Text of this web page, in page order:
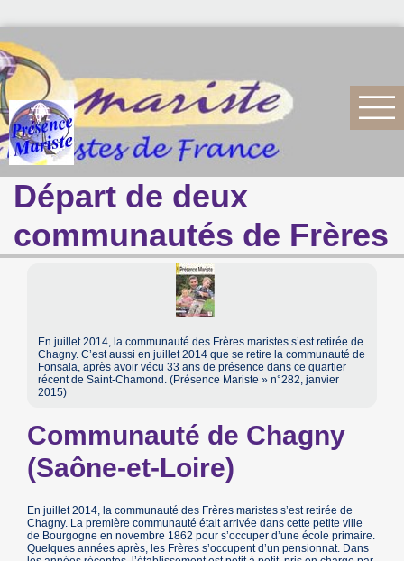
Départ de deux
communautés de Frères
En juillet 2014, la communauté des Frères maristes s’est retirée de
Chagny. C’est aussi en juillet 2014 que se retire la communauté de
Fonsala, après avoir vécu 33 ans de présence dans ce quartier
récent de Saint-Chamond. (Présence Mariste » n°282, janvier
2015)
Communauté de Chagny
(Saône-et-Loire)
En juillet 2014, la communauté des Frères maristes s’est retirée de
Chagny. La première communauté était arrivée dans cette petite ville
de Bourgogne en novembre 1862 pour s’occuper d’une école primaire.
Quelques années après, les Frères s’occupent d’un pensionnat. Dans